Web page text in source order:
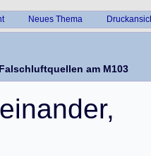
Neues Thema
am M103
einander,